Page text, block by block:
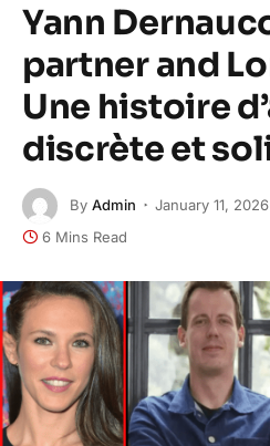
Yann
partner and
Une histoire
discrète et
By Admin January 11, 2026
6 Mins Read